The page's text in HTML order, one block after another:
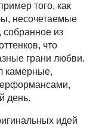
того, как
несочетаемые
из
что
грани любви.
камерные,
день.
идей